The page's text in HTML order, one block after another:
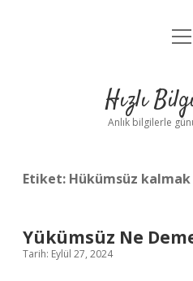
Yasal
Hızlı
Anlık bilgilerle
Etiket: Hükümsüz
Yükümsüz Ne
Tarih: Eylül 27, 2024